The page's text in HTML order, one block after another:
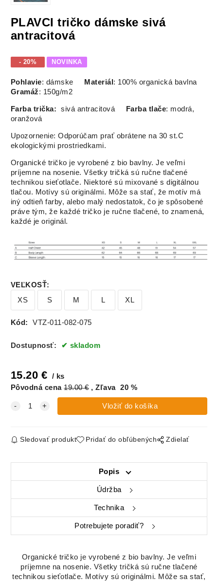
PLAVCI tričko dámske sivá
antracitová
- 20% NOVINKA
Pohlavie: dámske Materiál : 100% organická bavlna
Gramáž: 150g/m2
Farba trička: sivá antracitová Farba tlače: modrá,
oranžová
Upozornenie: Odporúčam prať obrátene na 30 st.C
ekologickými prostriedkami.
Organické tričko je vyrobené z bio bavlny. Je veľmi
príjemne na nosenie. Všetky tričká sú ručne tlačené
technikou sieťotlače. Niektoré sú mixované s digitálnou
tlačou. Motívy sú originálmi. Môže sa stať, že motív má
iný odtieň farby, alebo malý nedostatok, čo je spôsobené
práve tým, že každé tričko je ručne tlačené, to znamená,
každé je originál.
VEĽKOSŤ:
XS
S M L XL
Kód: VTZ-011-082-075
Dostupnosť: skladom
15.20 €
ks
Pôvodná cena 19.00€ Zľava 20 %
Sledovať produkt Pridať do obľúbených Zdielať
Popis
Údržba
Technika
Potrebujete poradiť?
Organické tričko je vyrobené z bio bavlny. Je veľmi
príjemne na nosenie. Všetky tričká sú ručne tlačené
technikou sieťotlače. Motívy sú originálmi. Môže sa stať,